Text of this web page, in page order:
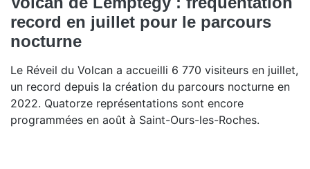
record en juillet pour le parcours
nocturne
Le Réveil du Volcan a accueilli 6 770 visiteurs en juillet,
un record depuis la création du parcours nocturne en
2022. Quatorze représentations sont encore
programmées en août à Saint-Ours-les-Roches.